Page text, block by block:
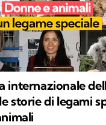
internazionale
storie di legami